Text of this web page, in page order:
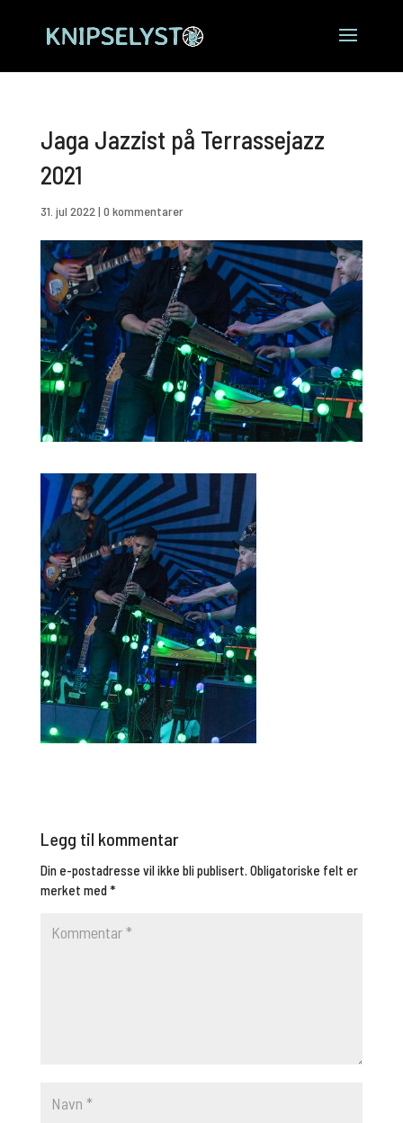
Jaga Jazzist på Terrassejazz
2021
31. jul 2022 | 0 kommentarer
Legg til kommentar
Din e-postadresse vil ikke bli publisert. Obligatoriske felt er
merket med*